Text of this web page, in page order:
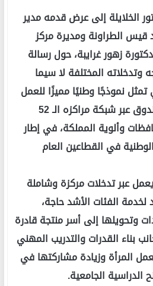
الخلايلة إلى عرض قدمه مدير
قيس الطراونة ومديرة مركز
زهور غرايبة، حول رسالة
المختلفة لا سيما
تمثل نموذجًا وطنيًا مميزًا للعمل
التنموي الذي ينفذه الصندوق عبر شبكة مراكزه الـ 52
وألوية المملكة، في إطار
في القطاعين العام
عبر تدخلات مركزة وشاملة
الفئات الأشد حاجة،
وتحويلها إلى أسر منتجة قادرة
بناء القدرات والتدريب المهني
المرأة وزيادة مشاركتها في
الجامعية.